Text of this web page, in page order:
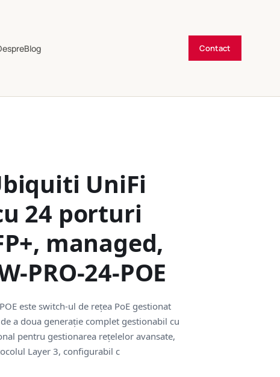
Blog Contact
UniFi
24 porturi
managed,
PRO-24-POE
este switch-ul de rețea PoE gestionat
a doua generație complet gestionabil cu
pentru gestionarea rețelelor avansate,
Layer 3, configurabil c